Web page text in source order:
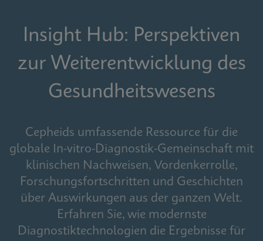
Insight Hub: Perspektiven
zur Weiterentwicklung des
Gesundheitswesens
Cepheids umfassende Ressource für die
globale In-vitro-Diagnostik-Gemeinschaft mit
klinischen Nachweisen, Vordenkerrolle,
Forschungsfortschritten und Geschichten
über Auswirkungen aus der ganzen Welt.
Erfahren Sie, wie modernste
Diagnostiktechnologien die Ergebnisse für